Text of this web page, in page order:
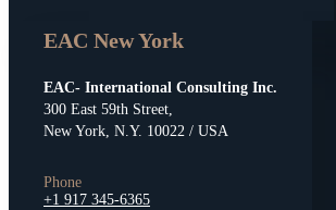
EAC New York
EAC- International Consulting Inc.
300 East 59th Street,
New York, N.Y. 10022 / USA
Phone
+1 917 345-6365